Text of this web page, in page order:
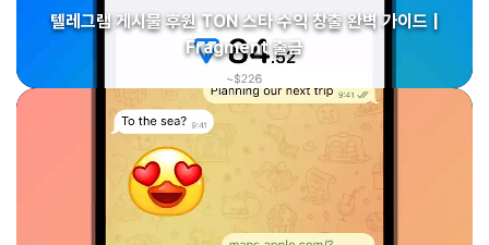
텔레그램 게시물 후원 TON 스타 수익 창출 완벽 가이드 |
Fragment 출금